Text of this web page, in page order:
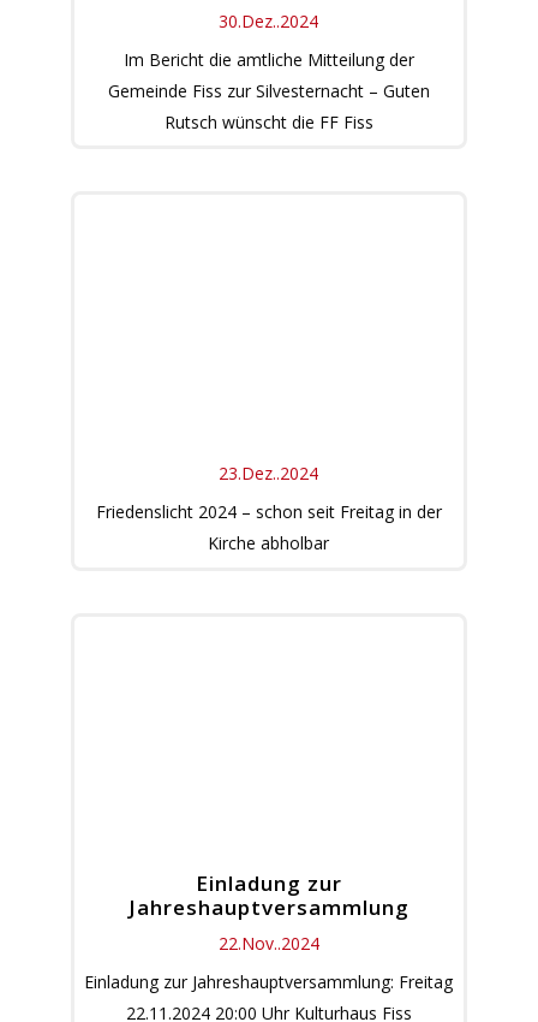
30.Dez..2024
Im Bericht die amtliche Mitteilung der
Gemeinde Fiss zur Silvesternacht – Guten
Rutsch wünscht die FF Fiss
23.Dez..2024
Friedenslicht 2024 – schon seit Freitag in der
Kirche abholbar
Einladung zur
Jahreshauptversammlung
22.Nov..2024
Einladung zur Jahreshauptversammlung: Freitag
22.11.2024 20:00 Uhr Kulturhaus Fiss